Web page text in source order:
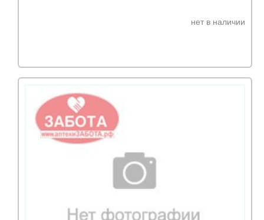
нет в наличии